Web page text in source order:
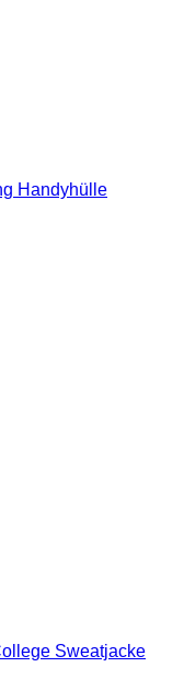
Handyhülle
Sweatjacke